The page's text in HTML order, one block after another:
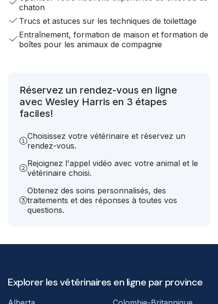
chaton
Trucs et astuces sur les techniques de toilettage
Entraînement, formation de maison et formation de
boîtes pour les animaux de compagnie
Réservez un rendez-vous en ligne
avec Wesley Harris en 3 étapes
faciles!
Choisissez votre vétérinaire et réservez un
rendez-vous.
Rejoignez l'appel vidéo avec votre animal et le
vétérinaire choisi.
Obtenez des soins personnalisés, des
traitements et des réponses à toutes vos
questions.
Explorer les vétérinaires en ligne par province